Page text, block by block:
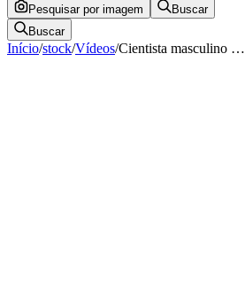
Pesquisar por imagem
Buscar
Buscar
Início/stock/Vídeos/Cientista masculino …